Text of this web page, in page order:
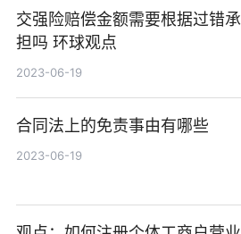
交强险赔偿金额需要根据过错承
担吗 环球观点
2023-06-19
合同法上的免责事由有哪些
2023-06-19